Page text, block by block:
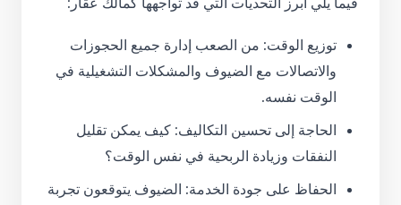
توزيع الوقت: من الصعب إدارة جميع الحجوزات
والاتصالات مع الضيوف والمشكلات التشغيلية في
الوقت نفسه.
الحاجة إلى تحسين التكاليف: كيف يمكن تقليل
النفقات وزيادة الربحية في نفس الوقت؟
الحفاظ على جودة الخدمة: الضيوف يتوقعون تجربة